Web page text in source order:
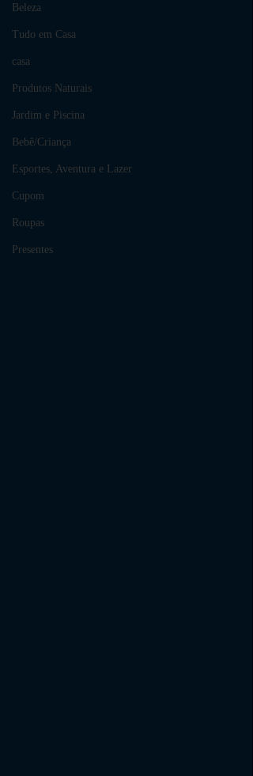
Beleza
Tudo em Casa
casa
Produtos Naturais
Jardim e Piscina
Bebê/Criança
Esportes, Aventura e Lazer
Cupom
Roupas
Presentes